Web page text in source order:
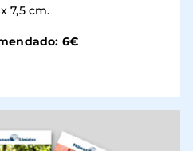
7,5 cm.
6€
en una ventana nueva)